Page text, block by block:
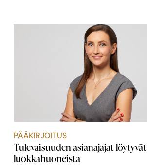
PÄÄKIRJOITUS
Tulevaisuuden asianajajat löytyvät
luokkahuoneista